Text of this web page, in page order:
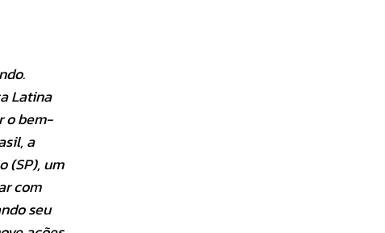
Latina
o bem-
a
(SP), um
com
seu